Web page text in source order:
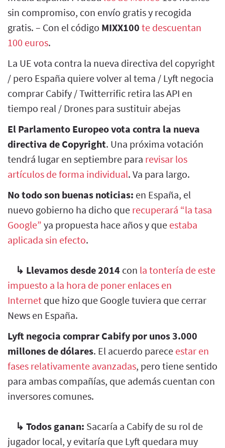
sin compromiso, con envío gratis y recogida
gratis. – Con el código MIXX100 te descuentan
100 euros.
La UE vota contra la nueva directiva del copyright
/ pero España quiere volver al tema / Lyft negocia
comprar Cabify / Twitterrific retira las API en
tiempo real / Drones para sustituir abejas
El Parlamento Europeo vota contra la nueva
directiva de Copyright. Una próxima votación
tendrá lugar en septiembre para revisar los
artículos de forma individual. Va para largo.
No todo son buenas noticias: en España, el
nuevo gobierno ha dicho que recuperará “la tasa
Google” ya propuesta hace años y que estaba
aplicada sin efecto.
↳ Llevamos desde 2014 con la tontería de este
impuesto a la hora de poner enlaces en
Internet que hizo que Google tuviera que cerrar
News en España.
Lyft negocia comprar Cabify por unos 3.000
millones de dólares. El acuerdo parece estar en
fases relativamente avanzadas, pero tiene sentido
para ambas compañías, que además cuentan con
inversores comunes.
↳ Todos ganan: Sacaría a Cabify de su rol de
jugador local, y evitaría que Lyft quedara muy